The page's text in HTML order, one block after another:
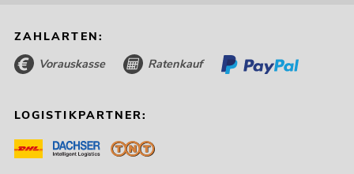
ZAHLARTEN:
Vorauskasse Ratenkauf
LOGISTIKPARTNER: